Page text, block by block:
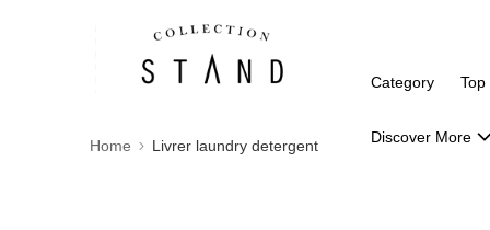
Category Top
Discover More
Home Livrer laundry detergent